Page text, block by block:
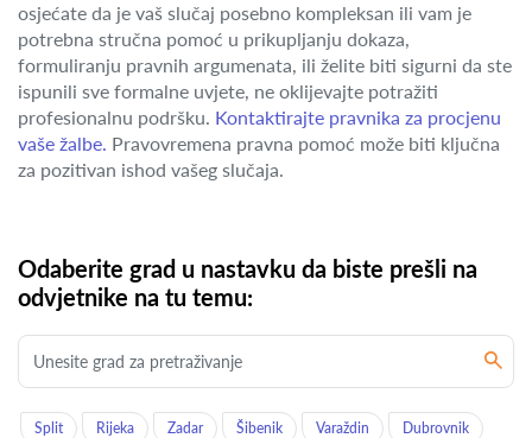
osjećate da je vaš slučaj posebno kompleksan ili vam je
potrebna stručna pomoć u prikupljanju dokaza,
formuliranju pravnih argumenata, ili želite biti sigurni da ste
ispunili sve formalne uvjete, ne oklijevajte potražiti
profesionalnu podršku. Kontaktirajte pravnika za procjenu
vaše žalbe. Pravovremena pravna pomoć može biti ključna
za pozitivan ishod vašeg slučaja.
Odaberite grad u nastavku da biste prešli na
odvjetnike na tu temu:
Split Rijeka Zadar Šibenik Varaždin Dubrovnik